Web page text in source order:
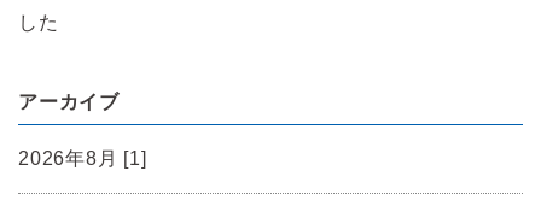
した
アーカイブ
2026年8月 [1]